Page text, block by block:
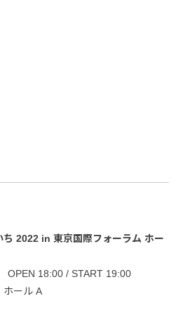
ち 2022 in 東京国際フォーラム ホー
OPEN 18:00 / START 19:00
ホール A